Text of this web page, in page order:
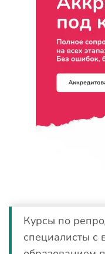
Курсы по
специалисты